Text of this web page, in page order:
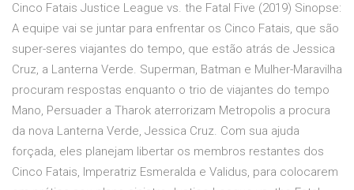
Cinco Fatais Justice League vs. the Fatal Five (2019) Sinopse:
A equipe vai se juntar para enfrentar os Cinco Fatais, que são
super-seres viajantes do tempo, que estão atrás de Jessica
Cruz, a Lanterna Verde. Superman, Batman e Mulher-Maravilha
procuram respostas enquanto o trio de viajantes do tempo
Mano, Persuader a Tharok aterrorizam Metropolis a procura
da nova Lanterna Verde, Jessica Cruz. Com sua ajuda
forçada, eles planejam libertar os membros restantes dos
Cinco Fatais, Imperatriz Esmeralda e Validus, para colocarem